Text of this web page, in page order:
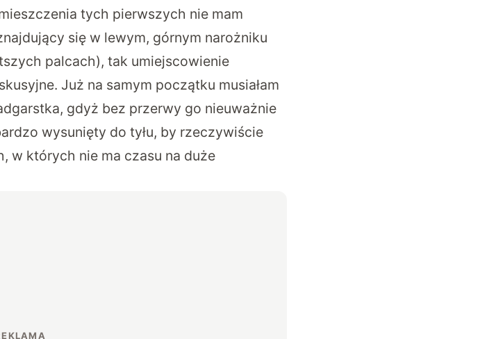
tych pierwszych nie mam
się w lewym, górnym narożniku
palcach), tak umiejscowienie
Już na samym początku musiałam
gdyż bez przerwy go nieuważnie
wysunięty do tyłu, by rzeczywiście
w których nie ma czasu na duże